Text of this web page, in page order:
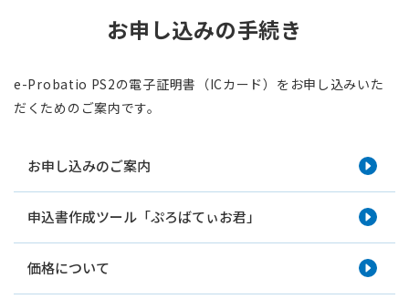
お申し込みの手続き
e-Probatio PS2の電子証明書（ICカード）をお申し込みいた
だくためのご案内です。
お申し込みのご案内
申込書作成ツール「ぷろばてぃお君」
価格について